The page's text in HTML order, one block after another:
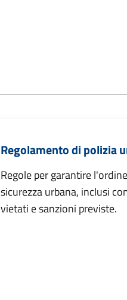
Regolamento di polizia
Regole per garantire
sicurezza urbana, inclusi
vietati e sanzioni previste.